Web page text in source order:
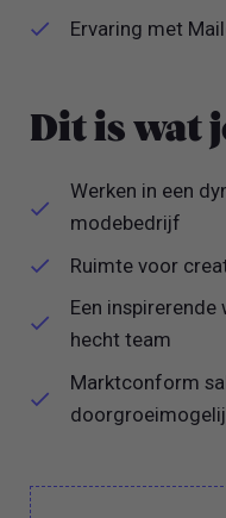
Ervaring met
Dit is wat
Werken in een
modebedrijf
Ruimte voor
Een
hecht team
Marktconform